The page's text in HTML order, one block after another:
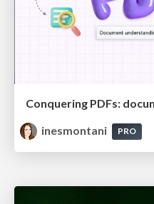
inesmontani
PRO